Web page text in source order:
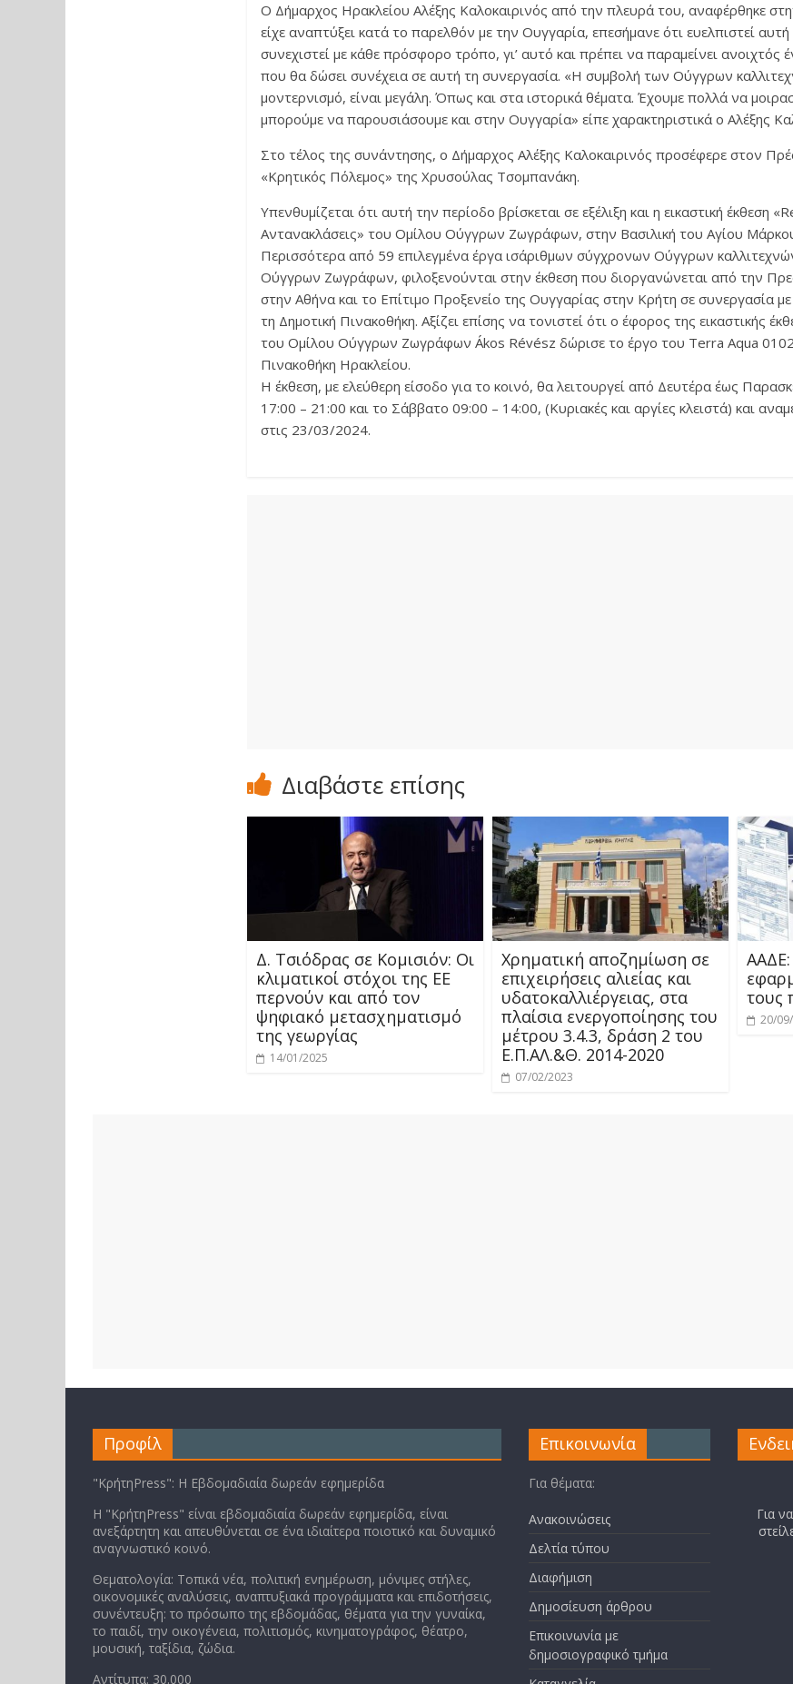
Ο Δήμαρχος Ηρακλείου Αλέξης Καλοκαιρινός από την πλευρά του, αναφέρθηκε
είχε αναπτύξει κατά το παρελθόν με την Ουγγαρία, επεσήμανε ότι ευελπιστεί
συνεχιστεί με κάθε πρόσφορο τρόπο, γι’ αυτό και πρέπει να παραμείνει ανοιχτός
που θα δώσει συνέχεια σε αυτή τη συνεργασία. «Η συμβολή των Ούγγρων
μοντερνισμό, είναι μεγάλη. Όπως και στα ιστορικά θέματα. Έχουμε πολλά να
μπορούμε να παρουσιάσουμε και στην Ουγγαρία» είπε χαρακτηριστικά ο Αλέξης
Στο τέλος της συνάντησης, ο Δήμαρχος Αλέξης Καλοκαιρινός προσέφερε στον
«Κρητικός Πόλεμος» της Χρυσούλας Τσομπανάκη.
Υπενθυμίζεται ότι αυτή την περίοδο βρίσκεται σε εξέλιξη και η εικαστική έκθεση
Αντανακλάσεις» του Ομίλου Ούγγρων Ζωγράφων, στην Βασιλική του Αγίου
Περισσότερα από 59 επιλεγμένα έργα ισάριθμων σύγχρονων Ούγγρων
Ούγγρων Ζωγράφων, φιλοξενούνται στην έκθεση που διοργανώνεται από την
στην Αθήνα και το Επίτιμο Προξενείο της Ουγγαρίας στην Κρήτη σε συνεργασία
τη Δημοτική Πινακοθήκη. Αξίζει επίσης να τονιστεί ότι ο έφορος της εικαστικής
του Ομίλου Ούγγρων Ζωγράφων Ákos Révész δώρισε το έργο του Terra Aqua
Πινακοθήκη Ηρακλείου.
Η έκθεση, με ελεύθερη είσοδο για το κοινό, θα λειτουργεί από Δευτέρα έως
17:00 – 21:00 και το Σάββατο 09:00 – 14:00, (Κυριακές και αργίες κλειστά) και
στις 23/03/2024.
Διαβάστε επίσης
Δ. Τσιόδρας σε Κομισιόν: Οι
κλιματικοί στόχοι της ΕΕ
περνούν και από τον
ψηφιακό μετασχηματισμό
της γεωργίας
14/01/2025
Χρηματική αποζημίωση σε
επιχειρήσεις αλιείας και
υδατοκαλλιέργειας, στα
πλαίσια ενεργοποίησης του
μέτρου 3.4.3, δράση 2 του
Ε.Π.ΑΛ.&Θ. 2014-2020
07/02/2023
ΑΑΔΕ:
τους
20/
Προφίλ
"ΚρήτηPress": Η Εβδομαδιαία δωρεάν εφημερίδα
Η "ΚρήτηPress" είναι εβδομαδιαία δωρεάν εφημερίδα, είναι
ανεξάρτητη και απευθύνεται σε ένα ιδιαίτερα ποιοτικό και δυναμικό
αναγνωστικό κοινό.
Θεματολογία: Τοπικά νέα, πολιτική ενημέρωση, μόνιμες στήλες,
οικονομικές αναλύσεις, αναπτυξιακά προγράμματα και επιδοτήσεις,
συνέντευξη: το πρόσωπο της εβδομάδας, θέματα για την γυναίκα,
το παιδί, την οικογένεια, πολιτισμός, κινηματογράφος, θέατρο,
μουσική, ταξίδια, ζώδια.
Αντίτυπα: 30.000
Επικοινωνία
Για θέματα:
Ανακοινώσεις
Δελτία τύπου
Διαφήμιση
Δημοσίευση άρθρου
Επικοινωνία με
δημοσιογραφικό τμήμα
Για